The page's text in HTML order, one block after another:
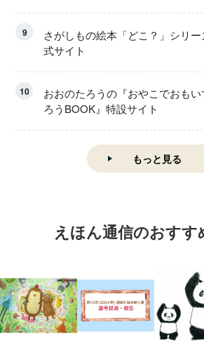
9
さがしもの絵本「どこ？」シリ
式サイト
10
おおのたろうの『おやこでおもい
ろうBOOK』特設サイト
もっと見る
えほん通信のおすす